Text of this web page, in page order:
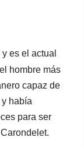
es el actual
hombre más
capaz de
había
para ser